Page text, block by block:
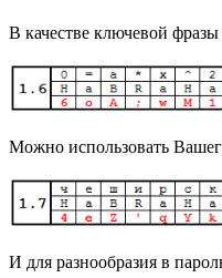
В качестве ключевой
Можно использовать
И для разнообразия в